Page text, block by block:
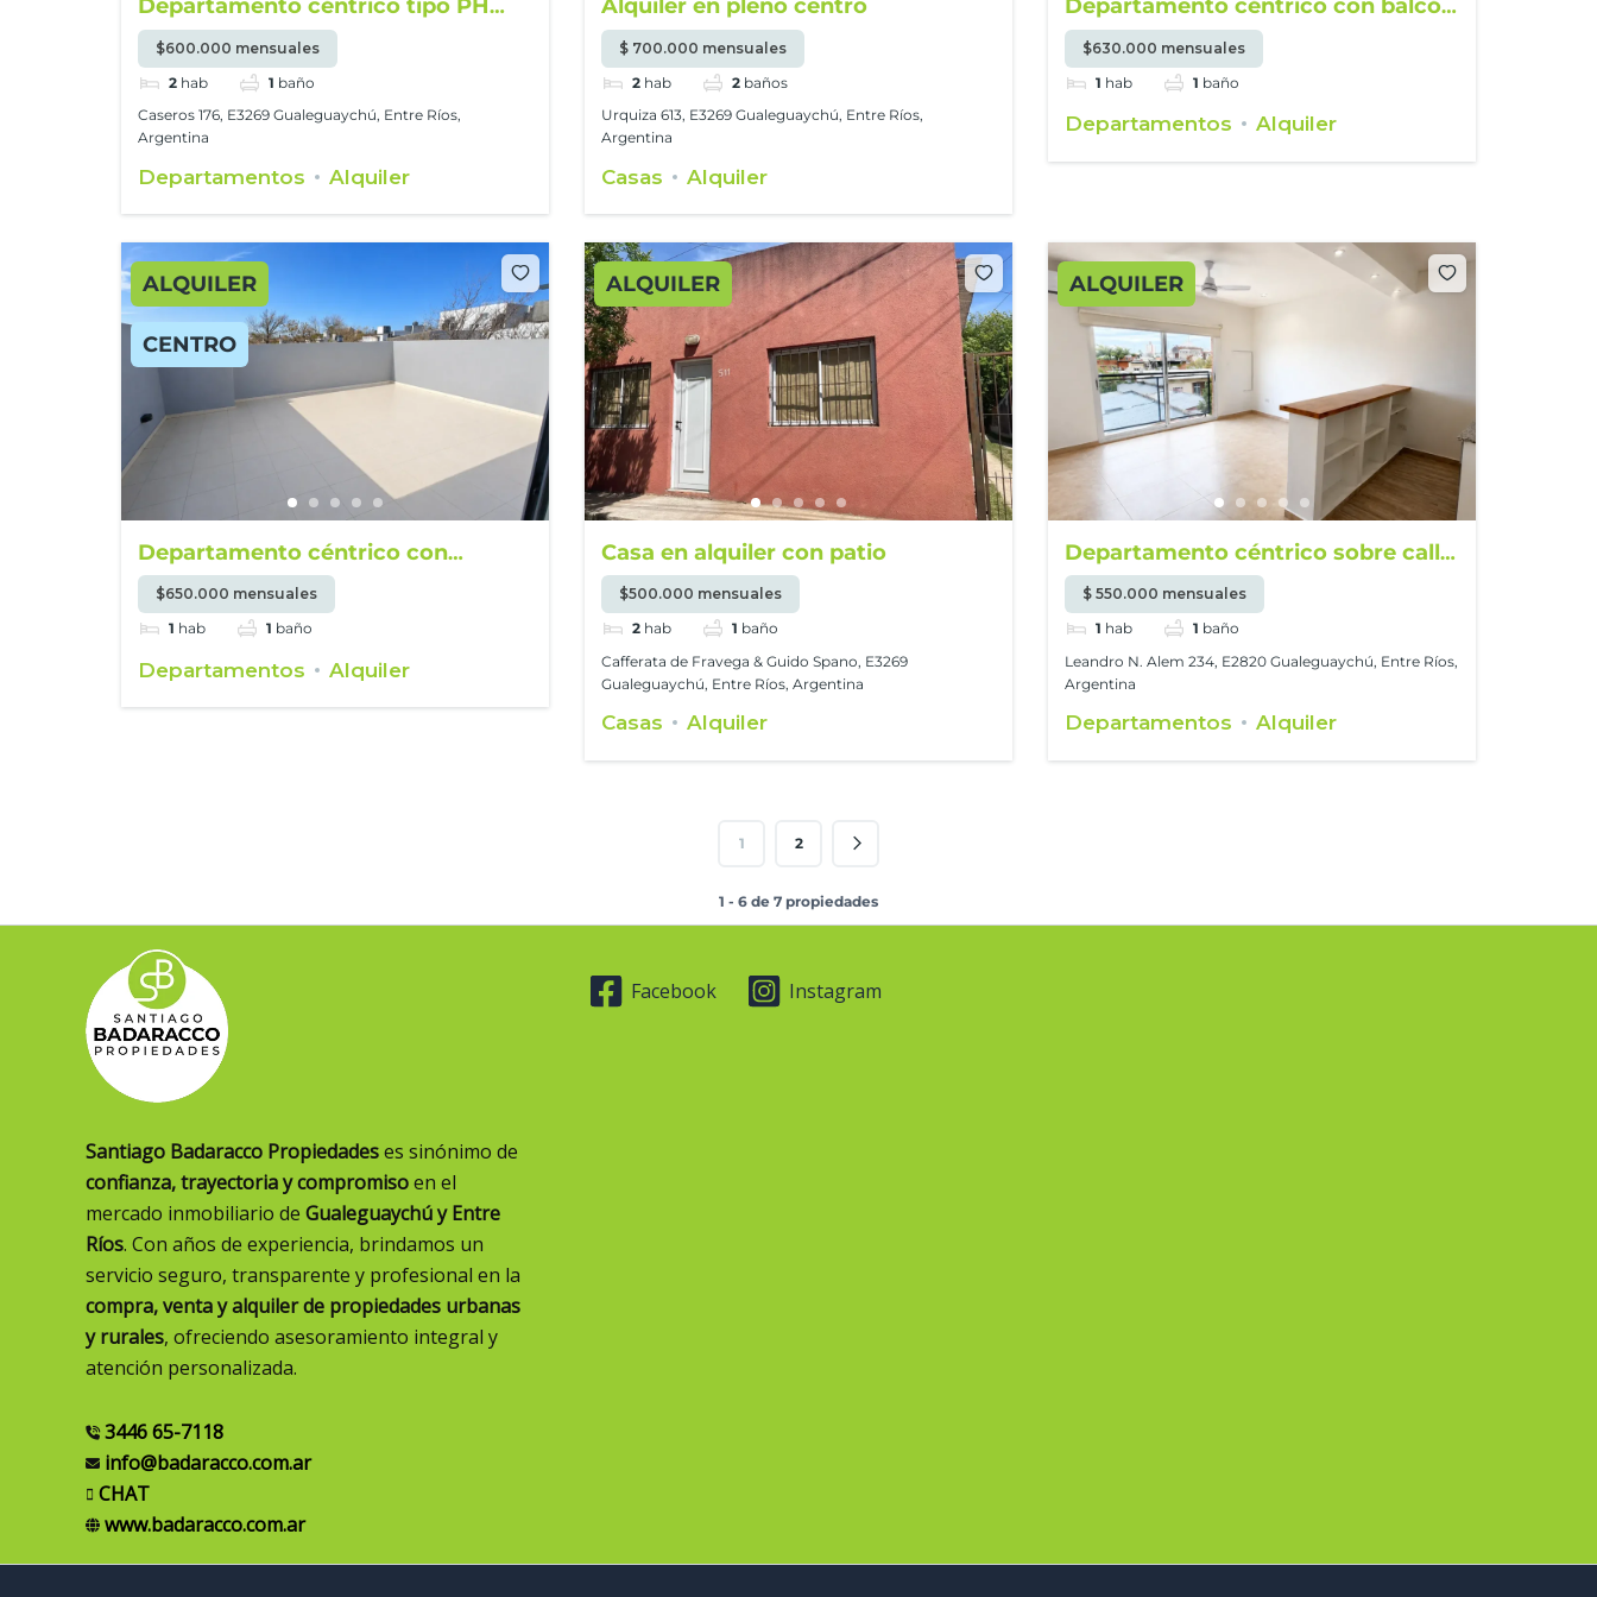
Departamento céntrico tipo PH
amueblado
$600.000 mensuales
2 hab 1 baño
Caseros 176, E3269 Gualeguaychú, Entre Ríos,
Argentina
Departamentos Alquiler
Alquiler en pleno centro
$ 700.000 mensuales
2 hab 2 baños
Urquiza 613, E3269 Gualeguaychú, Entre Ríos,
Argentina
Casas Alquiler
Departamento céntrico con balcón
en alquiler
$630.000 mensuales
1 hab 1 baño
Departamentos Alquiler
ALQUILER
CENTRO
Departamento céntrico con
terraza en alquiler
$650.000 mensuales
1 hab 1 baño
Departamentos Alquiler
ALQUILER
Casa en alquiler con patio
$500.000 mensuales
2 hab 1 baño
Cafferata de Fravega & Guido Spano, E3269
Gualeguaychú, Entre Ríos, Argentina
Casas Alquiler
ALQUILER
Departamento céntrico sobre calle
Alem
$ 550.000 mensuales
1 hab 1 baño
Leandro N. Alem 234, E2820 Gualeguaychú, Entre Ríos,
Argentina
Departamentos Alquiler
1 2
1 - 6 de 7 propiedades
Santiago Badaracco Propiedadeses sinónimo de
confianza, trayectoria y compromisoen el
mercado inmobiliario de Gualeguaychú y Entre
Ríos. Con años de experiencia, brindamos un
servicio seguro, transparente y profesional en la
compra, venta y alquiler de propiedades urbanas
y rurales, ofreciendo asesoramiento integral y
atención personalizada.
3446 65-7118
info@badaracco.com.ar
CHAT
www.badaracco.com.ar
Facebook Instagram